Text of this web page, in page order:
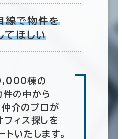
線で物件を
てほしい
棟の
件の中から
仲介のプロが
フィス探しを
トいたします。